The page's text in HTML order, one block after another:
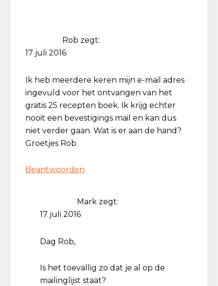
Rob zegt:
17 juli 2016
Ik heb meerdere keren mijn e-mail adres
ingevuld voor het ontvangen van het
gratis 25 recepten boek. Ik krijg echter
nooit een bevestigings mail en kan dus
niet verder gaan. Wat is er aan de hand?
Groetjes Rob
Beantwoorden
Mark zegt:
17 juli 2016
Dag Rob,
Is het toevallig zo dat je al op de
mailinglijst staat?